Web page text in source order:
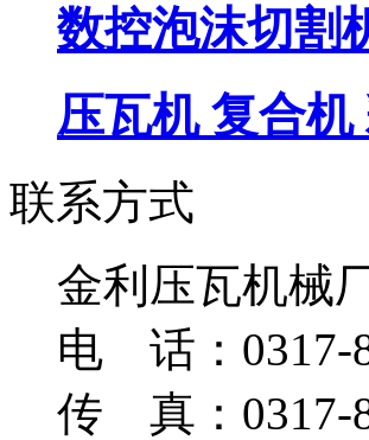
数控泡沫切割
压瓦机 复合
联系方式
金利压瓦机械
电 话：0317-
传 真：0317-